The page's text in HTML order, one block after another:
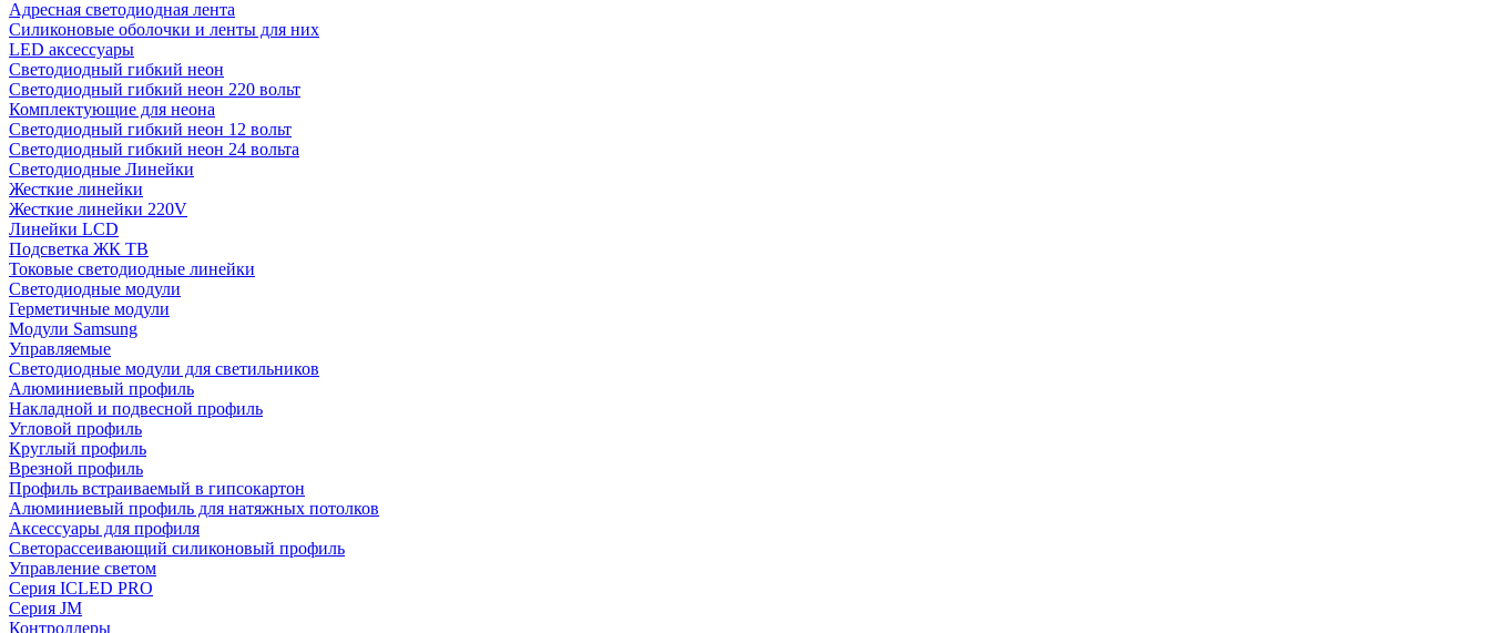
Адресная светодиодная лента
Силиконовые оболочки и ленты для них
LED аксессуары
Светодиодный гибкий неон
Светодиодный гибкий неон 220 вольт
Комплектующие для неона
Светодиодный гибкий неон 12 вольт
Светодиодный гибкий неон 24 вольта
Светодиодные Линейки
Жесткие линейки
Жесткие линейки 220V
Линейки LCD
Подсветка ЖК ТВ
Токовые светодиодные линейки
Светодиодные модули
Герметичные модули
Модули Samsung
Управляемые
Светодиодные модули для светильников
Алюминиевый профиль
Накладной и подвесной профиль
Угловой профиль
Круглый профиль
Врезной профиль
Профиль встраиваемый в гипсокартон
Алюминиевый профиль для натяжных потолков
Аксессуары для профиля
Светорассеивающий силиконовый профиль
Управление светом
Серия ICLED PRO
Серия JM
Контроллеры